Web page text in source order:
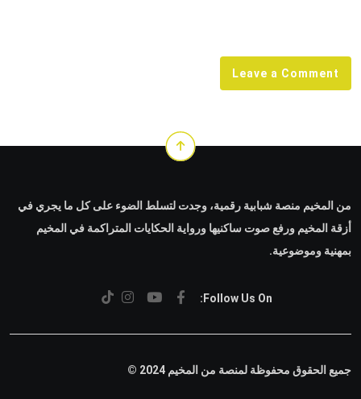
Leave a Comment
من المخيم منصة شبابية رقمية، وجدت لتسلط الضوء على كل ما يجري في
أزقة المخيم ورفع صوت ساكنيها ورواية الحكايات المتراكمة في المخيم
بمهنية وموضوعية.
Follow Us On:
جميع الحقوق محفوظة لمنصة من المخيم 2024 ©